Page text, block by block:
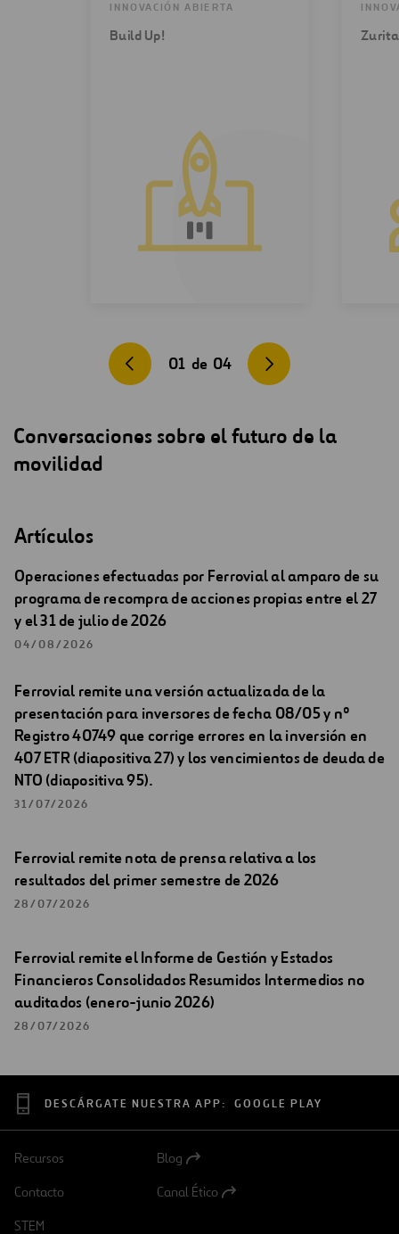
INNOVACIÓN ABIERTA
Build Up!
01 de 04
Conversaciones sobre el futuro de la
movilidad
Artículos
Operaciones efectuadas por Ferrovial al amparo de su
programa de recompra de acciones propias entre el 27
y el 31 de julio de 2026
04/08/2026
Ferrovial remite una versión actualizada de la
presentación para inversores de fecha 08/05 y nº
Registro 40749 que corrige errores en la inversión en
407 ETR (diapositiva 27) y los vencimientos de deuda de
NTO (diapositiva 95).
31/07/2026
Ferrovial remite nota de prensa relativa a los
resultados del primer semestre de 2026
28/07/2026
Ferrovial remite el Informe de Gestión y Estados
Financieros Consolidados Resumidos Intermedios no
auditados (enero-junio 2026)
28/07/2026
DESCÁRGATE NUESTRA APP: GOOGLE PLAY
Recursos
Abrir
una
Blog
Contacto
Abrir
Canal Ético
STEM